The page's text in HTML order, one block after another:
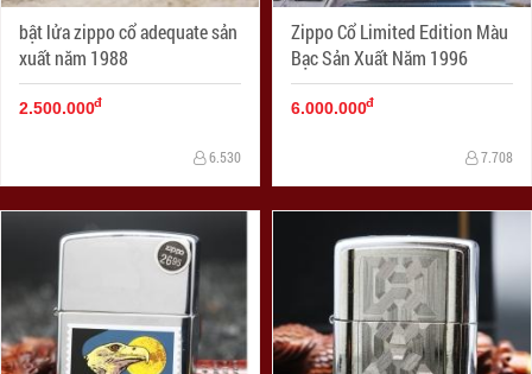
bật lửa zippo cổ adequate sản
xuất năm 1988
2.500.000đ
6.530
Zippo Cổ Limited Edition Màu
Bạc Sản Xuất Năm 1996
6.000.000đ
7.708